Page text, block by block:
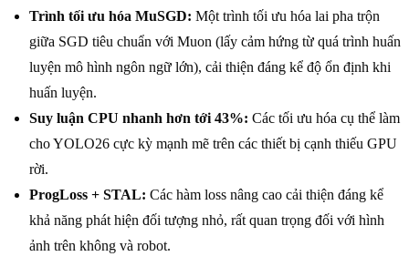
Trình tối ưu hóa MuSGD: Một trình tối ưu hóa lai pha trộn
giữa SGD tiêu chuẩn với Muon (lấy cảm hứng từ quá trình huấn
luyện mô hình ngôn ngữ lớn), cải thiện đáng kể độ ổn định khi
huấn luyện.
Suy luận CPU nhanh hơn tới 43%: Các tối ưu hóa cụ thể làm
cho YOLO26 cực kỳ mạnh mẽ trên các thiết bị cạnh thiếu GPU
rời.
ProgLoss + STAL: Các hàm loss nâng cao cải thiện đáng kể
khả năng phát hiện đối tượng nhỏ, rất quan trọng đối với hình
ảnh trên không và robot.